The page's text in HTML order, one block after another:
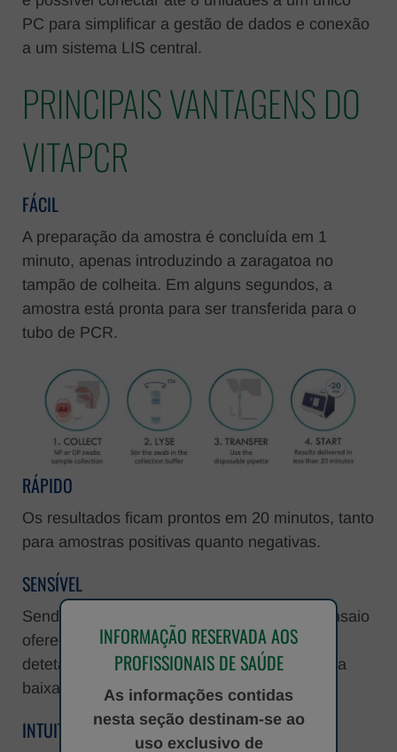
INFORMAÇÃO RESERVADA AOS
PROFISSIONAIS DE SAÚDE
As informações contidas
nesta seção destinam-se ao
uso exclusivo de
PC para simplificar a gestão de dados e conexão
a um sistema LIS central.
PRINCIPAIS VANTAGENS DO
VITAPCR
FÁCIL
A preparação da amostra é concluída em 1
minuto, apenas introduzindo a zaragatoa no
tampão de colheita. Em alguns segundos, a
amostra está pronta para ser transferida para o
tubo de PCR.
RÁPIDO
Os resultados ficam prontos em 20 minutos, tanto
para amostras positivas quanto negativas.
SENSÍVEL
Sendo um teste de PCR em tempo real, o ensaio
oferece altíssima sensibilidade, permitindo
detetar pacientes com carga viral moderado a
baixa.
INTUITIVO